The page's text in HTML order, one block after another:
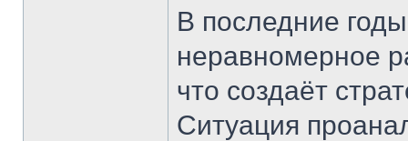
В последние
неравномерное
что создаёт
Ситуация